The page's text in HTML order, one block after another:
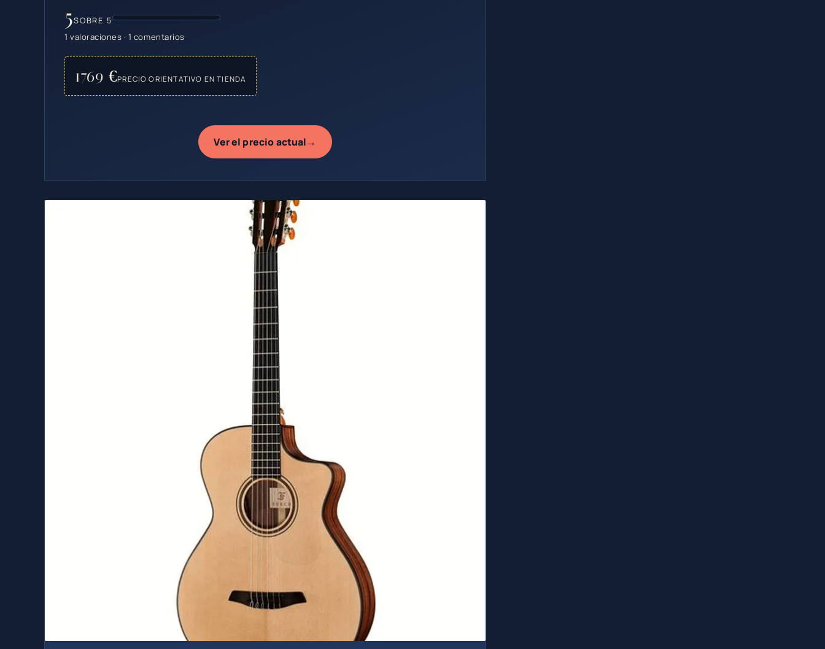
5SOBRE 5
1 valoraciones · 1 comentarios
1769 €PRECIO ORIENTATIVO EN TIENDA
Ver el precio actual→